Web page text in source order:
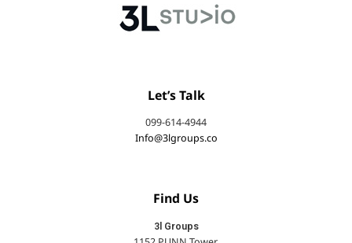
Let’s Talk
099-614-4944
Info@3lgroups.co
Find Us
3l Groups